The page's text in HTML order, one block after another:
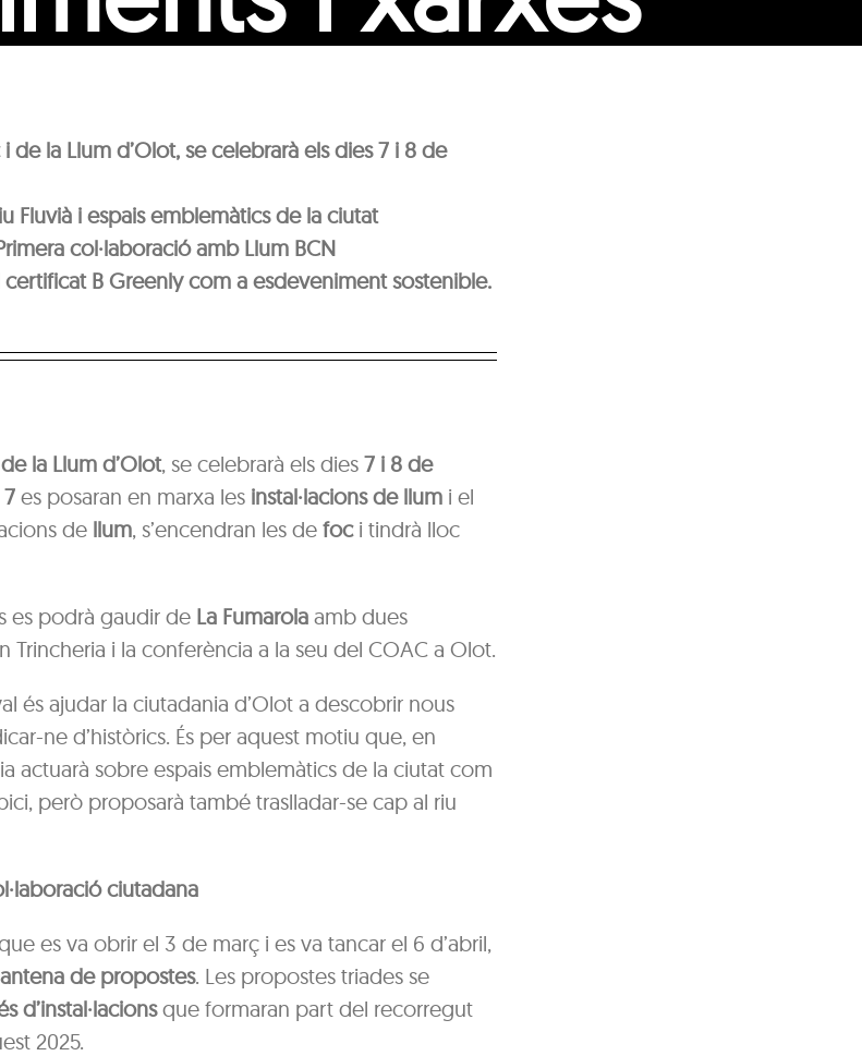
de la Llum d’Olot, se celebrarà els dies 7 i 8 de
Fluvià i espais emblemàtics de la ciutat
col·laboració amb Llum BCN
certificat B Greenly com a esdeveniment sostenible.
la Llum d’Olot, se celebrarà els dies 7 i 8 de
es posaran en marxa les instal·lacions de llumi el
de llum, s’encendran les de foci tindrà lloc
es podrà gaudir de La Fumarolaamb dues
Trincheria i la conferència a la seu del COAC a Olot.
és ajudar la ciutadania d’Olot a descobrir nous
ne d’històrics. És per aquest motiu que, en
actuarà sobre espais emblemàtics de la ciutat com
però proposarà també traslladar-se cap al riu
ciutadana
es va obrir el 3 de març i es va tancar el 6 d’abril,
de propostes. Les propostes triades se
d’instal·lacionsque formaran part del recorregut
2025.